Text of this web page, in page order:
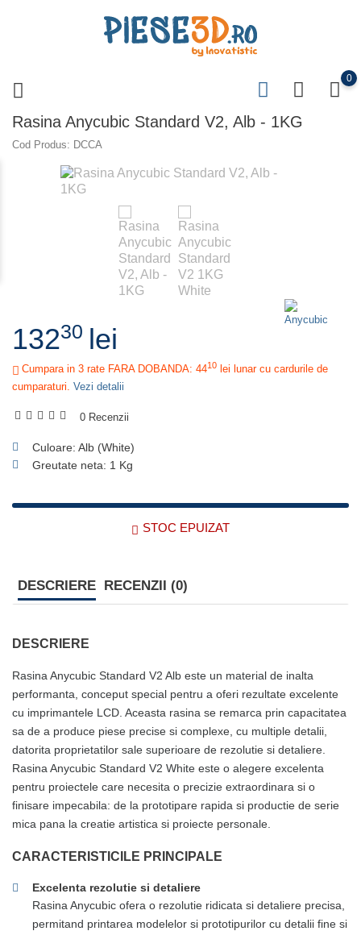
0
Rasina Anycubic Standard V2, Alb - 1KG
Cod Produs: DCCA
13230 lei
Cumpara in 3 rate FARA DOBANDA: 4410 lei lunar cu cardurile de
cumparaturi. Vezi detalii
0 Recenzii
Culoare: Alb (White)
Greutate neta: 1 Kg
STOC EPUIZAT
DESCRIERE RECENZII (0)
DESCRIERE
Rasina Anycubic Standard V2 Alb este un material de inalta
performanta, conceput special pentru a oferi rezultate excelente
cu imprimantele LCD. Aceasta rasina se remarca prin capacitatea
sa de a produce piese precise si complexe, cu multiple detalii,
datorita proprietatilor sale superioare de rezolutie si detaliere.
Rasina Anycubic Standard V2 White este o alegere excelenta
pentru proiectele care necesita o precizie extraordinara si o
finisare impecabila: de la prototipare rapida si productie de serie
mica pana la creatie artistica si proiecte personale.
CARACTERISTICILE PRINCIPALE
Excelenta rezolutie si detaliere
Rasina Anycubic ofera o rezolutie ridicata si detaliere precisa,
permitand printarea modelelor si prototipurilor cu detalii fine si